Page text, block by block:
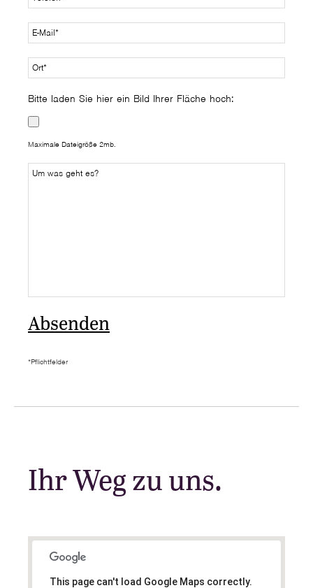
Bitte laden Sie hier ein Bild Ihrer Fläche hoch:
Maximale Dateigröße 2mb.
*Pflichtfelder
Ihr Weg zu uns.
This page can't load Google Maps correctly.